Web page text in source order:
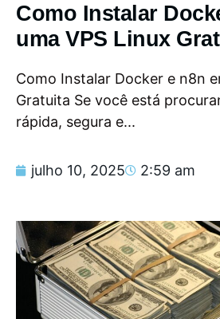
Como Instalar
uma VPS Linux
Como Instalar Docker e n8n
Gratuita Se você está
rápida, segura e...
julho 10, 2025 2:59 am